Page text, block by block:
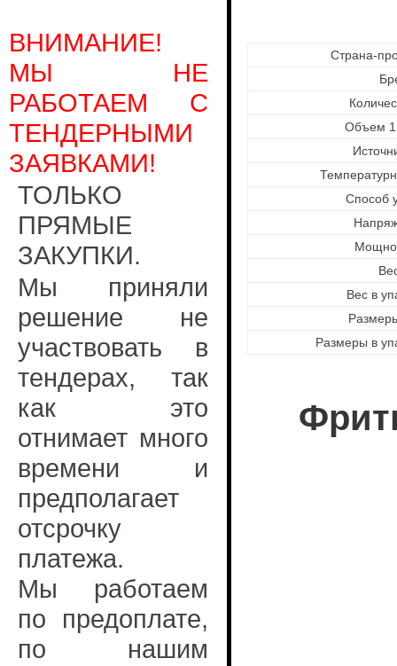
ВНИМАНИЕ!
МЫ НЕ
РАБОТАЕМ С
ТЕНДЕРНЫМИ
ЗАЯВКАМИ!
ТОЛЬКО
ПРЯМЫЕ
ЗАКУПКИ.
Мы приняли
решение не
участвовать в
тендерах, так
как это
отнимает много
времени и
предполагает
отсрочку
платежа.
Мы работаем
по предоплате,
по нашим
Страна-
Объем 1
Способ
Вес в
Размеры в